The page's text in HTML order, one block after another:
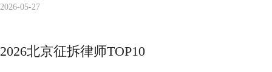
2026-05-27
2026北京征拆律师TOP10